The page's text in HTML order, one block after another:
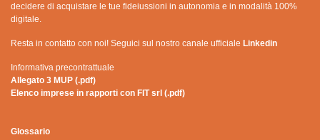
decidere di acquistare le tue fideiussioni in autonomia e in modalità 100%
digitale.
Resta in contatto con noi! Seguici sul nostro canale ufficiale Linkedin
Informativa precontrattuale
Allegato 3 MUP (.pdf)
Elenco imprese in rapporti con FIT srl (.pdf)
Glossario